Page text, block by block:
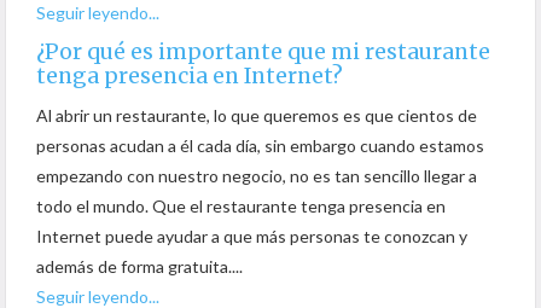
Seguir leyendo...
¿Por qué es importante que mi restaurante
tenga presencia en Internet?
Al abrir un restaurante, lo que queremos es que cientos de
personas acudan a él cada día, sin embargo cuando estamos
empezando con nuestro negocio, no es tan sencillo llegar a
todo el mundo. Que el restaurante tenga presencia en
Internet puede ayudar a que más personas te conozcan y
además de forma gratuita....
Seguir leyendo...